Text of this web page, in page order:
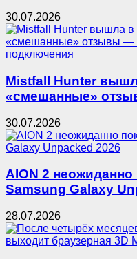
30.07.2026
Mistfall Hunter
«смешанные»
30.07.2026
AION 2 неожиданно
Samsung Galaxy
28.07.2026